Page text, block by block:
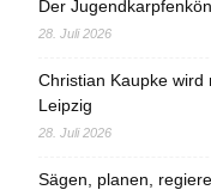
Der
28. Juli 2026
Christian Kaupke
Leipzig
28. Juli 2026
Sägen, planen,